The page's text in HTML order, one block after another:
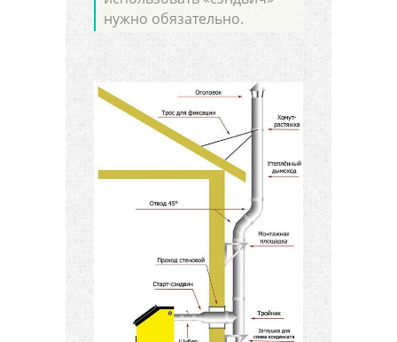
нужно обязательно.